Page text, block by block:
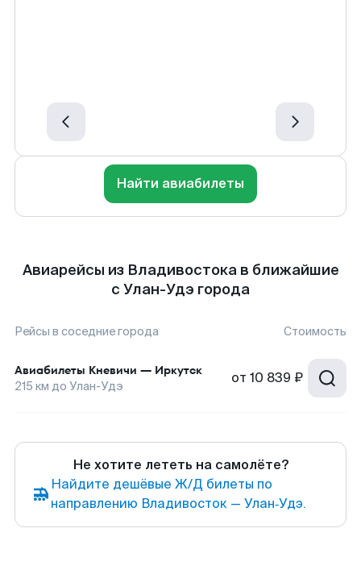
Найти авиабилеты
Авиарейсы из Владивостока в ближайшие
с Улан-Удэ города
Рейсы в соседние города Стоимость
Авиабилеты Кневичи — Иркутск
215 км до Улан-Удэ от 10 839 ₽
Не хотите лететь на самолёте?
Найдите дешёвые Ж/Д билеты по
направлению Владивосток — Улан‑Удэ.